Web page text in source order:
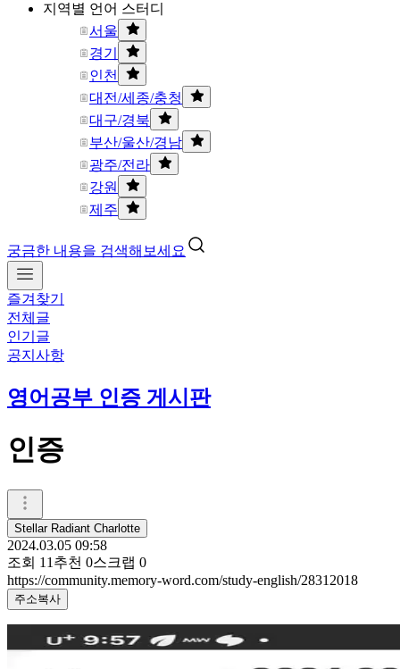
지역별 언어 스터디
서울
경기
인천
대전/세종/충청
대구/경북
부산/울산/경남
광주/전라
강원
제주
궁금한 내용을 검색해보세요
즐겨찾기
전체글
인기글
공지사항
영어공부 인증 게시판
인증
Stellar Radiant Charlotte
2024.03.05 09:58
조회 11 추천 0스크랩 0
https://community.memory-word.com/study-english/28312018
주소복사